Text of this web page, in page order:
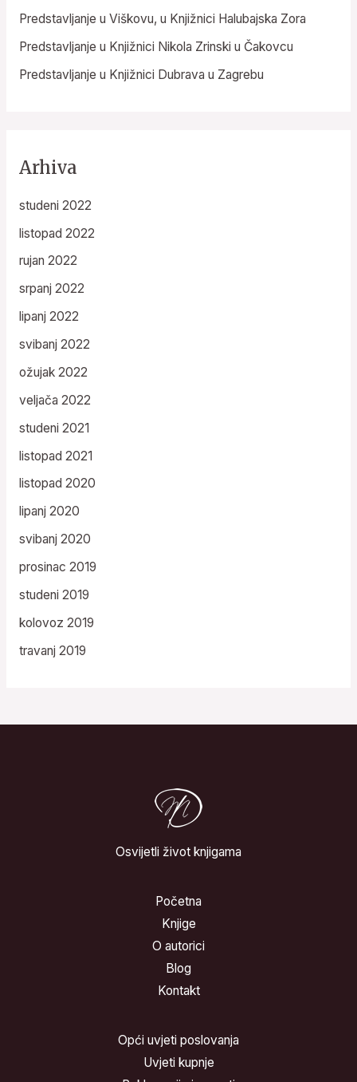
Predstavljanje u Viškovu, u Knjižnici Halubajska Zora
Predstavljanje u Knjižnici Nikola Zrinski u Čakovcu
Predstavljanje u Knjižnici Dubrava u Zagrebu
Arhiva
studeni 2022
listopad 2022
rujan 2022
srpanj 2022
lipanj 2022
svibanj 2022
ožujak 2022
veljača 2022
studeni 2021
listopad 2021
listopad 2020
lipanj 2020
svibanj 2020
prosinac 2019
studeni 2019
kolovoz 2019
travanj 2019
Osvijetli život knjigama
Početna
Knjige
O autorici
Blog
Kontakt
Opći uvjeti poslovanja
Uvjeti kupnje